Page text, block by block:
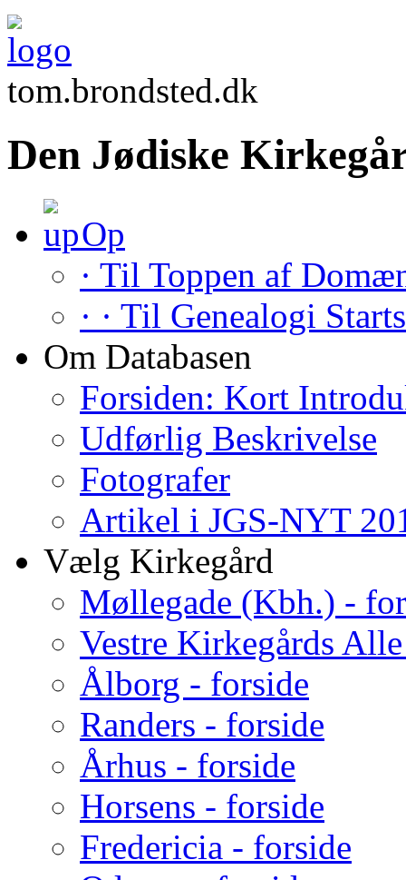
tom.brondsted.dk
Den Jødiske
Op
· Til Toppen af
· · Til Genealogi
Om Databasen
Forsiden: Kort
Udførlig Beskrivelse
Fotografer
Artikel i JGS-NYT
Vælg Kirkegård
Møllegade (Kbh.) -
Vestre Kirkegårds
Ålborg - forside
Randers - forside
Århus - forside
Horsens - forside
Fredericia - forside